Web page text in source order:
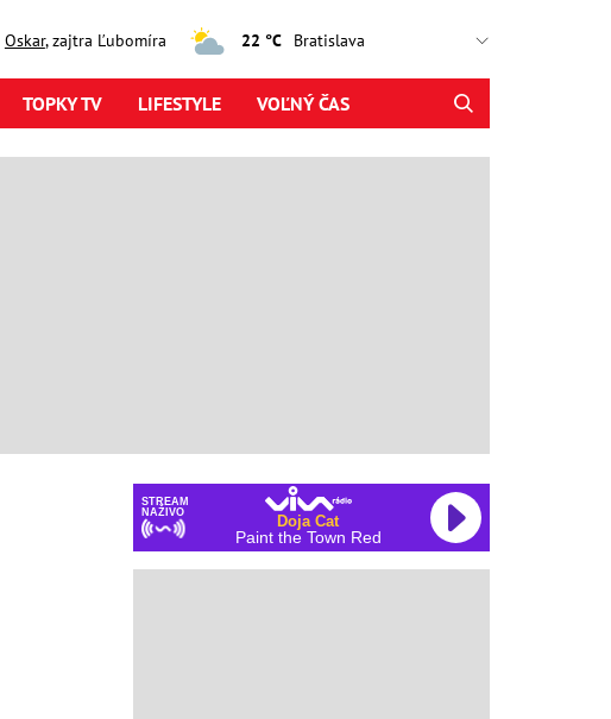
Oskar, zajtra Ľubomíra 22 °C
TOPKY TV LIFESTYLE VOĽNÝ ČAS
STREAM
NAŽIVO
Doja Cat
Paint the Town Red